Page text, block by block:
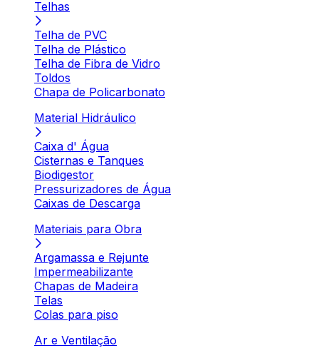
Telhas
Telha de PVC
Telha de Plástico
Telha de Fibra de Vidro
Toldos
Chapa de Policarbonato
Material Hidráulico
Caixa d' Água
Cisternas e Tanques
Biodigestor
Pressurizadores de Água
Caixas de Descarga
Materiais para Obra
Argamassa e Rejunte
Impermeabilizante
Chapas de Madeira
Telas
Colas para piso
Ar e Ventilação